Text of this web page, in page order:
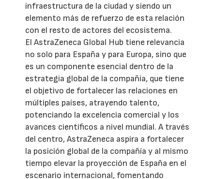
infraestructura de la ciudad y siendo un
elemento más de refuerzo de esta relación
con el resto de actores del ecosistema.
El AstraZeneca Global Hub tiene relevancia
no solo para España y para Europa, sino que
es un componente esencial dentro de la
estrategia global de la compañía, que tiene
el objetivo de fortalecer las relaciones en
múltiples países, atrayendo talento,
potenciando la excelencia comercial y los
avances científicos a nivel mundial. A través
del centro, AstraZeneca aspira a fortalecer
la posición global de la compañía y al mismo
tiempo elevar la proyección de España en el
escenario internacional, fomentando